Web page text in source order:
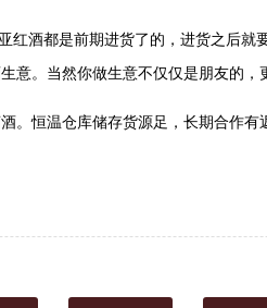
都是前期进货了的，进货之后就
。当然你做生意不仅仅是朋友的，
恒温仓库储存货源足，长期合作有